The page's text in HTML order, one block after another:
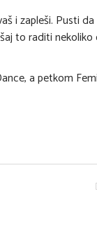
i zapleši. Pusti
to raditi nekoliko
a petkom